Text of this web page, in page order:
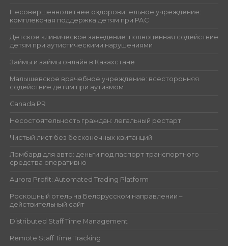
Несовершеннолетнее оздоровительное учреждение:
комплексная поддержка детям при РАС
Детское клиническое заведение: полноценная содействие
детям при аутистическими нарушениями
Займы и займы онлайн в Казахстане
Малышевское врачебное учреждение: всесторонняя
содействие детям при аутизмом
Canada PR
Несостоятельность граждан: легальный рестарт
Чистый лист без бесконечных квитанций
Ломбард для авто: деньги под паспорт транспортного
средства оперативно
Aurora Profit: Automated Trading Platform
Роскошный отель на Белорусском направлении –
действительный сайт
Distributed Staff Time Management
Remote Staff Time Tracking